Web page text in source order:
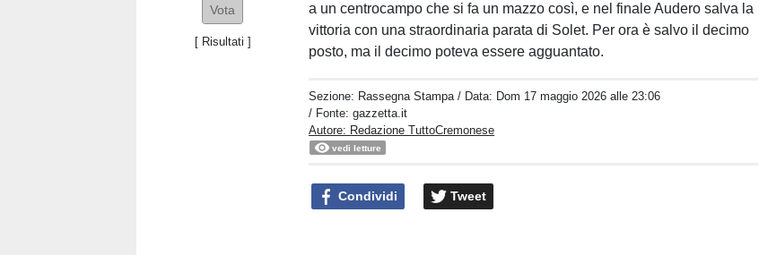
[ Risultati ]
a un centrocampo che si fa un mazzo così, e nel finale Audero salva la
vittoria con una straordinaria parata di Solet. Per ora è salvo il decimo
posto, ma il decimo poteva essere agguantato.
Sezione: Rassegna Stampa / Data: Dom 17 maggio 2026 alle 23:06
/ Fonte: gazzetta.it
Autore: Redazione TuttoCremonese
vedi letture
Condividi Tweet